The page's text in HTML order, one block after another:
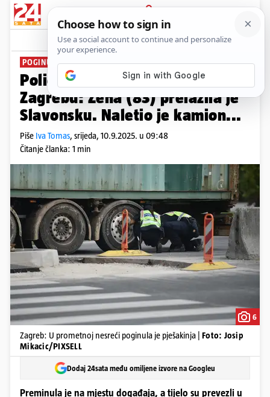
PRIJAVA
News Komentari
POGINULA NA MJESTU
Policija objavila detalje strave u
Zagrebu: Žena (83) prelazila je
Slavonsku. Naletio je kamion...
Piše Iva Tomas, srijeda, 10.9.2025. u 09:48
Čitanje članka: 1 min
6
Zagreb: U prometnoj nesreći poginula je pješakinja | Foto: Josip
Mikacic/PIXSELL
Dodaj 24sata među omiljene izvore na Googleu
Preminula je na mjestu događaja, a tijelo su prevezli u